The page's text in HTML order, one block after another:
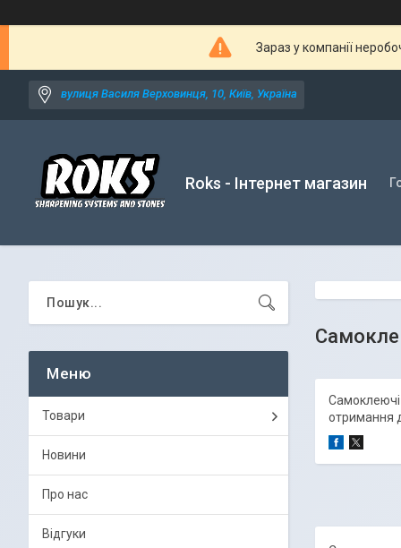
Зараз у компанії
вулиця Василя Верховинця, 10, Київ, Україна
Roks - Інтернет магазин
Самоклеючі
отримання
Товари
Новини
Про нас
Відгуки